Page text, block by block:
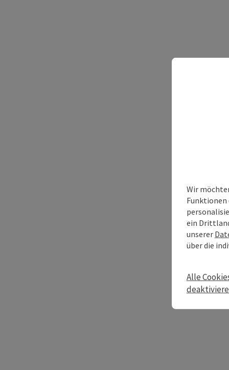
Wir
Funktionen
ein
unserer
über die
Alle